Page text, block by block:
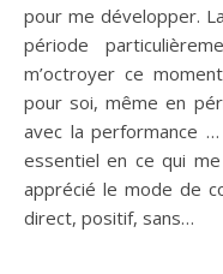
pour me développer.
période
m’octroyer ce
pour soi, même en
avec la performance
essentiel en ce qui me
apprécié le mode de
direct, positif, sans…